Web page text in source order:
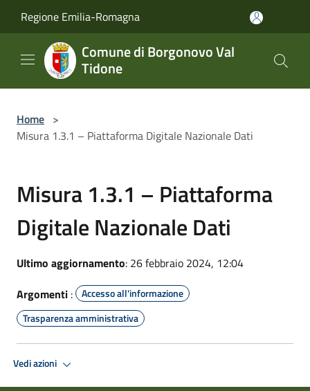
Regione Emilia-Romagna
Comune di Borgonovo Val
Tidone
Home >
Misura 1.3.1 – Piattaforma Digitale Nazionale Dati
Misura 1.3.1 – Piattaforma
Digitale Nazionale Dati
Ultimo aggiornamento: 26 febbraio 2024, 12:04
Argomenti :
Accesso all'informazione
Trasparenza amministrativa
Vedi azioni